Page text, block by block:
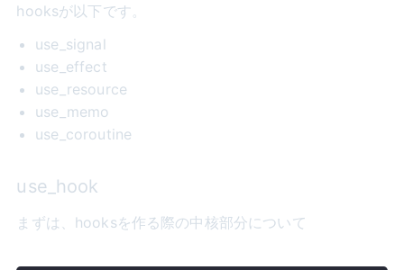
hooksが以下です。
use_signal
use_effect
use_resource
use_memo
use_coroutine
use_hook
まずは、hooksを作る際の中核部分について